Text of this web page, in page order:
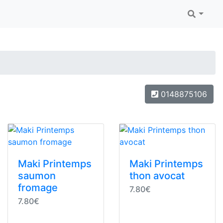
0148875106
Maki Printemps
saumon
fromage
7.80€
Maki Printemps
thon avocat
7.80€